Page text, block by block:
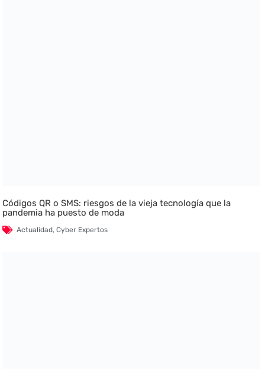
Códigos QR o SMS: riesgos de la vieja tecnología que la
pandemia ha puesto de moda
Actualidad,Cyber Expertos